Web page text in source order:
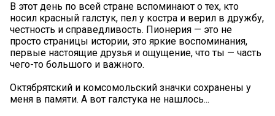
В этот день по всей стране вспоминают о тех, кто
носил красный галстук, пел у костра и верил в дружбу,
честность и справедливость. Пионерия — это не
просто страницы истории, это яркие воспоминания,
первые настоящие друзья и ощущение, что ты — часть
чего-то большого и важного.
Октябрятский и комсомольский значки сохранены у
меня в памяти. А вот галстука не нашлось...